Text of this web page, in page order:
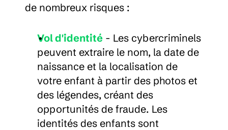
de nombreux risques :
Vol d'identité - Les cybercriminels
peuvent extraire le nom, la date de
naissance et la localisation de
votre enfant à partir des photos et
des légendes, créant des
opportunités de fraude. Les
identités des enfants sont